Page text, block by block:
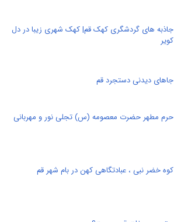
جاذبه های گردشگری کهک قم| کهک شهری زیبا در دل
کویر
جاهای دیدنی دستجرد قم
حرم مطهر حضرت معصومه (س) تجلی نور و مهربانی
کوه خضر نبی ، عبادتگاهی کهن در بام شهر قم